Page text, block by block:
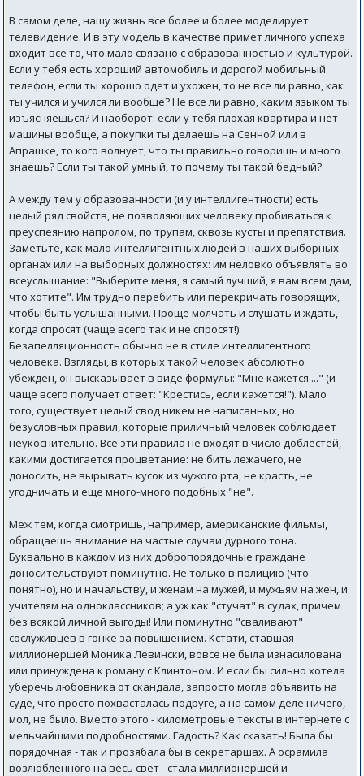
В самом деле, нашу жизнь все более и более моделирует
телевидение. И в эту модель в качестве примет личного успеха
входит все то, что мало связано с образованностью и культурой.
Если у тебя есть хороший автомобиль и дорогой мобильный
телефон, если ты хорошо одет и ухожен, то не все ли равно, как
ты учился и учился ли вообще? Не все ли равно, каким языком ты
изъясняешься? И наоборот: если у тебя плохая квартира и нет
машины вообще, а покупки ты делаешь на Сенной или в
Апрашке, то кого волнует, что ты правильно говоришь и много
знаешь? Если ты такой умный, то почему ты такой бедный?
А между тем у образованности (и у интеллигентности) есть
целый ряд свойств, не позволяющих человеку пробиваться к
преуспеянию напролом, по трупам, сквозь кусты и препятствия.
Заметьте, как мало интеллигентных людей в наших выборных
органах или на выборных должностях: им неловко объявлять во
всеуслышание: "Выберите меня, я самый лучший, я вам всем дам,
что хотите". Им трудно перебить или перекричать говорящих,
чтобы быть услышанными. Проще молчать и слушать и ждать,
когда спросят (чаще всего так и не спросят!).
Безапелляционность обычно не в стиле интеллигентного
человека. Взгляды, в которых такой человек абсолютно
убежден, он высказывает в виде формулы: "Мне кажется...." (и
чаще всего получает ответ: "Крестись, если кажется!"). Мало
того, существует целый свод никем не написанных, но
безусловных правил, которые приличный человек соблюдает
неукоснительно. Все эти правила не входят в число доблестей,
какими достигается процветание: не бить лежачего, не
доносить, не вырывать кусок из чужого рта, не красть, не
угодничать и еще много-много подобных "не".
Меж тем, когда смотришь, например, американские фильмы,
обращаешь внимание на частые случаи дурного тона.
Буквально в каждом из них добропорядочные граждане
доносительствуют поминутно. Не только в полицию (что
понятно), но и начальству, и женам на мужей, и мужьям на жен, и
учителям на одноклассников; а уж как "стучат" в судах, причем
без всякой личной выгоды! Или поминутно "сваливают"
сослуживцев в гонке за повышением. Кстати, ставшая
миллионершей Моника Левински, вовсе не была изнасилована
или принуждена к роману с Клинтоном. И если бы сильно хотела
уберечь любовника от скандала, запросто могла объявить на
суде, что просто похвасталась подруге, а на самом деле ничего,
мол, не было. Вместо этого - километровые тексты в интернете с
мельчайшими подробностями. Гадость? Как сказать! Была бы
порядочная - так и прозябала бы в секретаршах. А осрамила
возлюбленного на весь свет - стала миллионершей и